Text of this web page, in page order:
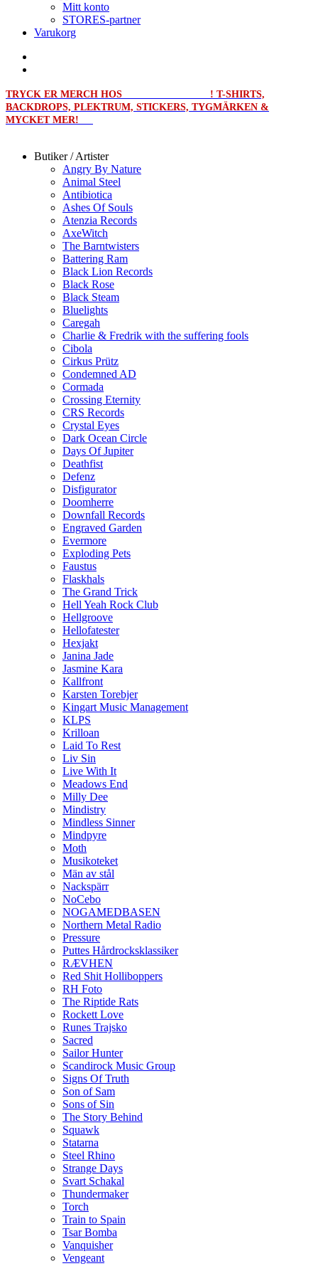
Mitt konto
STORES-partner
Varukorg
TRYCK ER MERCH HOS
! T-SHIRTS,
BACKDROPS, PLEKTRUM, STICKERS, TYGMÄRKEN &
MYCKET MER!
Butiker / Artister
Angry By Nature
Animal Steel
Antibiotica
Ashes Of Souls
Atenzia Records
AxeWitch
The Barntwisters
Battering Ram
Black Lion Records
Black Rose
Black Steam
Bluelights
Caregah
Charlie & Fredrik with the suffering fools
Cibola
Cirkus Prütz
Condemned AD
Cormada
Crossing Eternity
CRS Records
Crystal Eyes
Dark Ocean Circle
Days Of Jupiter
Deathfist
Defenz
Disfigurator
Doomherre
Downfall Records
Engraved Garden
Evermore
Exploding Pets
Faustus
Flaskhals
The Grand Trick
Hell Yeah Rock Club
Hellgroove
Hellofatester
Hexjakt
Janina Jade
Jasmine Kara
Kallfront
Karsten Torebjer
Kingart Music Management
KLPS
Krilloan
Laid To Rest
Liv Sin
Live With It
Meadows End
Milly Dee
Mindistry
Mindless Sinner
Mindpyre
Moth
Musikoteket
Män av stål
Nackspärr
NoCebo
NOGAMEDBASEN
Northern Metal Radio
Pressure
Puttes Hårdrocksklassiker
RÆVHEN
Red Shit Holliboppers
RH Foto
The Riptide Rats
Rockett Love
Runes Trajsko
Sacred
Sailor Hunter
Scandirock Music Group
Signs Of Truth
Son of Sam
Sons of Sin
The Story Behind
Squawk
Statarna
Steel Rhino
Strange Days
Svart Schakal
Thundermaker
Torch
Train to Spain
Tsar Bomba
Vanquisher
Vengeant